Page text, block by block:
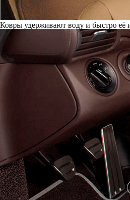
Ковры удерживают воду и быстро её